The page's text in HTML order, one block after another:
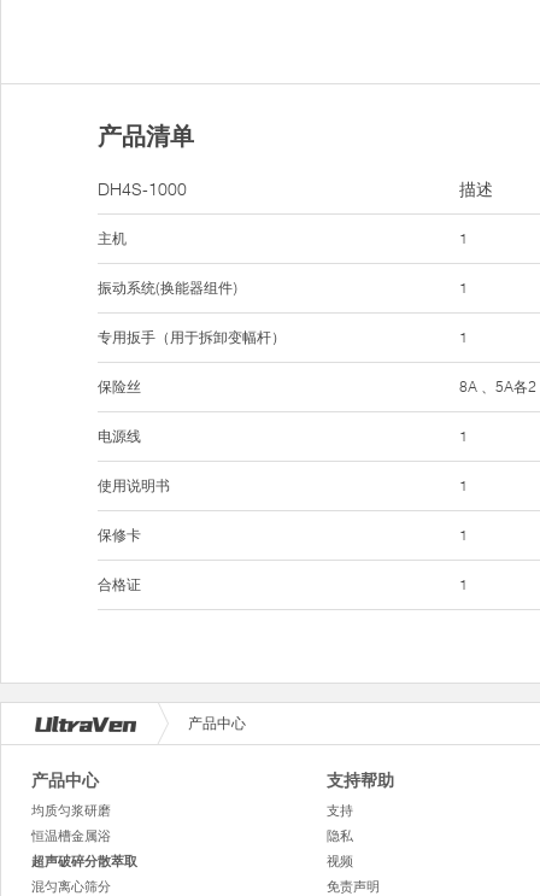
产品清单
DH4S-1000
主机
振动系统(换能器组件)
专用扳手（用于拆卸变幅杆）
保险丝
电源线
使用说明书
保修卡
合格证
描述
1
1
1
8A 、5A各2
1
1
1
1
产品中心
产品中心
均质匀浆研磨
恒温槽金属浴
超声破碎分散萃取
混匀离心筛分
支持帮助
支持
隐私
视频
免责声明